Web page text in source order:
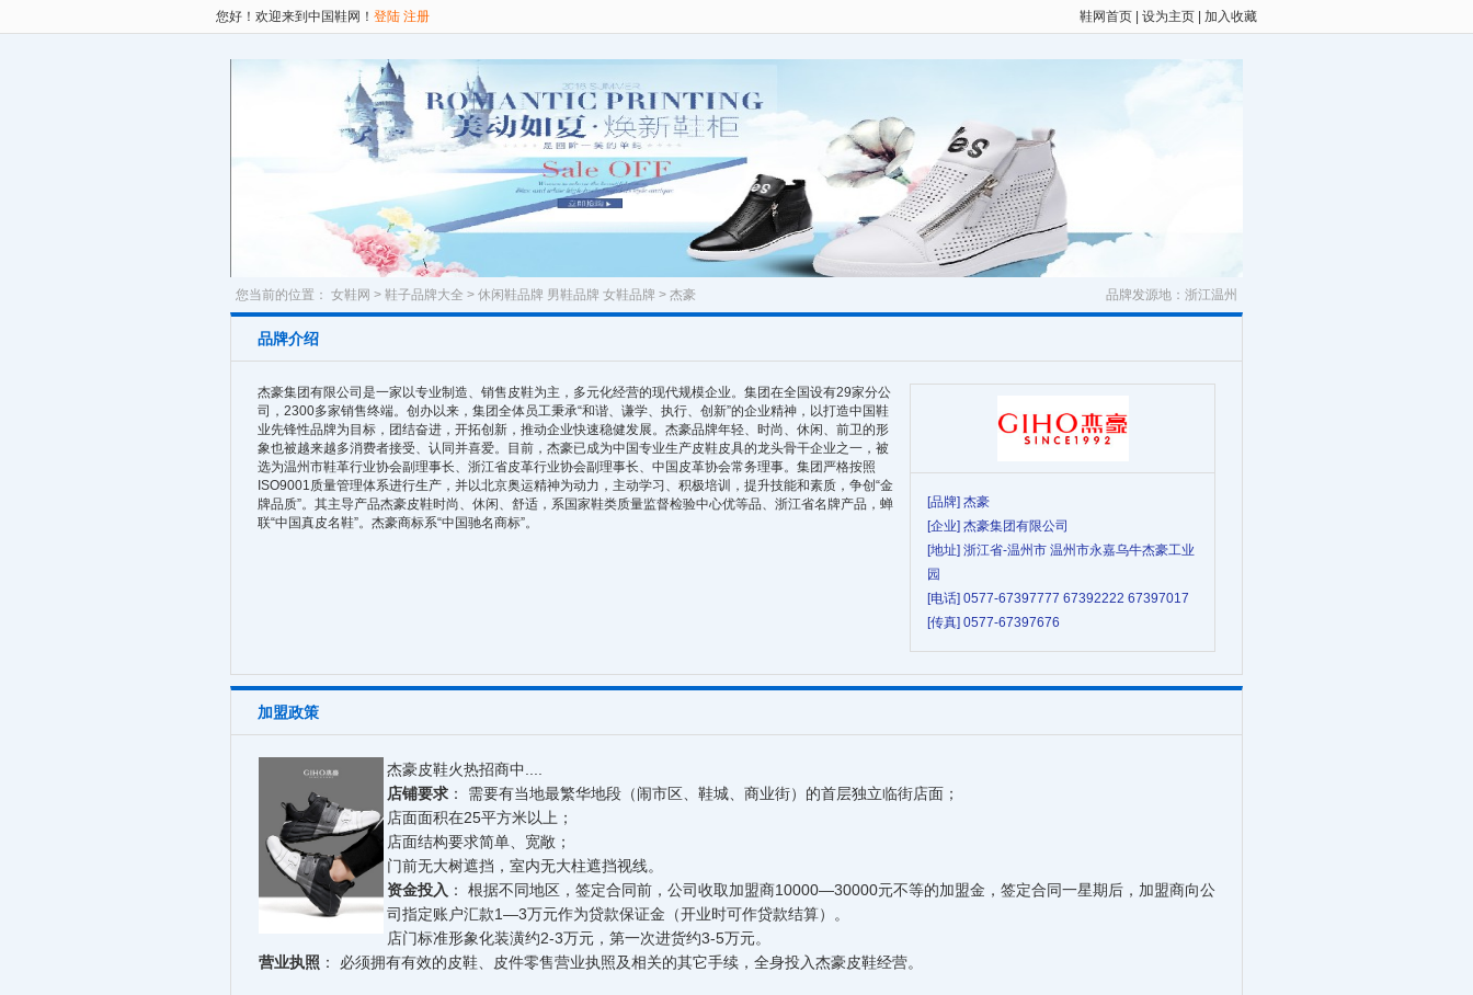
鞋网首页 设为主页 加入收藏
您好！欢迎来到中国鞋网！ 登陆 注册
品牌发源地：浙江温州
您当前的位置： 女鞋网 > 鞋子品牌大全 > 休闲鞋品牌 男鞋品牌 女鞋品牌 > 杰豪
品牌介绍
[品牌] 杰豪
[企业] 杰豪集团有限公司
[地址] 浙江省-温州市 温州市永嘉乌牛杰豪工业
园
[电话] 0577-67397777 67392222 67397017
[传真] 0577-67397676
杰豪集团有限公司是一家以专业制造、销售皮鞋为主，多元化经营的现代规模企业。集团在全国设有29家分公
司，2300多家销售终端。创办以来，集团全体员工秉承“和谐、谦学、执行、创新”的企业精神，以打造中国鞋
业先锋性品牌为目标，团结奋进，开拓创新，推动企业快速稳健发展。杰豪品牌年轻、时尚、休闲、前卫的形
象也被越来越多消费者接受、认同并喜爱。目前，杰豪已成为中国专业生产皮鞋皮具的龙头骨干企业之一，被
选为温州市鞋革行业协会副理事长、浙江省皮革行业协会副理事长、中国皮革协会常务理事。集团严格按照
ISO9001质量管理体系进行生产，并以北京奥运精神为动力，主动学习、积极培训，提升技能和素质，争创“金
牌品质”。其主导产品杰豪皮鞋时尚、休闲、舒适，系国家鞋类质量监督检验中心优等品、浙江省名牌产品，蝉
联“中国真皮名鞋”。杰豪商标系“中国驰名商标”。
加盟政策
杰豪皮鞋火热招商中....
店铺要求 ： 需要有当地最繁华地段（闹市区、鞋城、商业街）的首层独立临街店面；
店面面积在25平方米以上；
店面结构要求简单、宽敞；
门前无大树遮挡，室内无大柱遮挡视线。
资金投入 ： 根据不同地区，签定合同前，公司收取加盟商10000—30000元不等的加盟金，签定合同一星期后，加盟商向公
司指定账户汇款1—3万元作为贷款保证金（开业时可作贷款结算）。
店门标准形象化装潢约2-3万元，第一次进货约3-5万元。
营业执照 ： 必须拥有有效的皮鞋、皮件零售营业执照及相关的其它手续，全身投入杰豪皮鞋经营。